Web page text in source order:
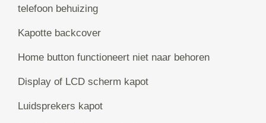
telefoon behuizing
Kapotte backcover
Home button functioneert niet naar behoren
Display of LCD scherm kapot
Luidsprekers kapot